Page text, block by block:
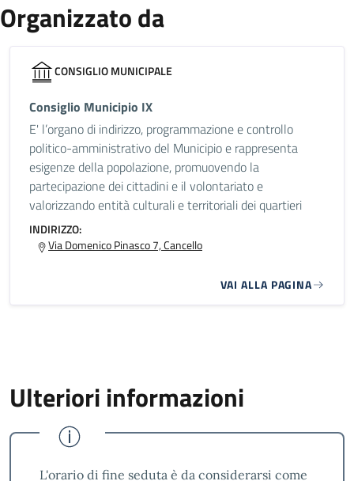
Organizzato da
CONSIGLIO MUNICIPALE
Consiglio Municipio IX
E' l’organo di indirizzo, programmazione e controllo
politico-amministrativo del Municipio e rappresenta
esigenze della popolazione, promuovendo la
partecipazione dei cittadini e il volontariato e
valorizzando entità culturali e territoriali dei quartieri
INDIRIZZO:
Via Domenico Pinasco 7, Cancello
VAI ALLA PAGINA
Ulteriori informazioni
L'orario di fine seduta è da considerarsi come